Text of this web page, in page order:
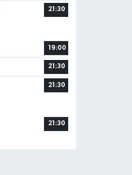
21:30
19:00
21:30
21:30
21:30